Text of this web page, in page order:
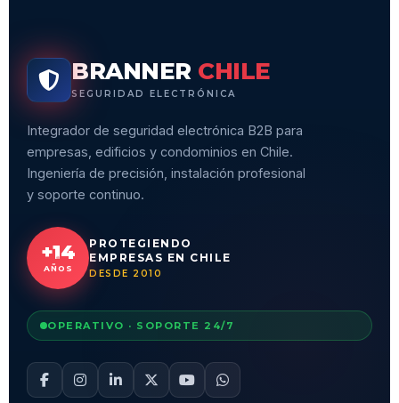
BRANNER CHILE
SEGURIDAD ELECTRÓNICA
Integrador de seguridad electrónica B2B para
empresas, edificios y condominios en Chile.
Ingeniería de precisión, instalación profesional
y soporte continuo.
+14
AÑOS
PROTEGIENDO
EMPRESAS EN CHILE
DESDE 2010
OPERATIVO · SOPORTE 24/7